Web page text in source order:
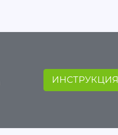
ИНСТРУКЦИЯ